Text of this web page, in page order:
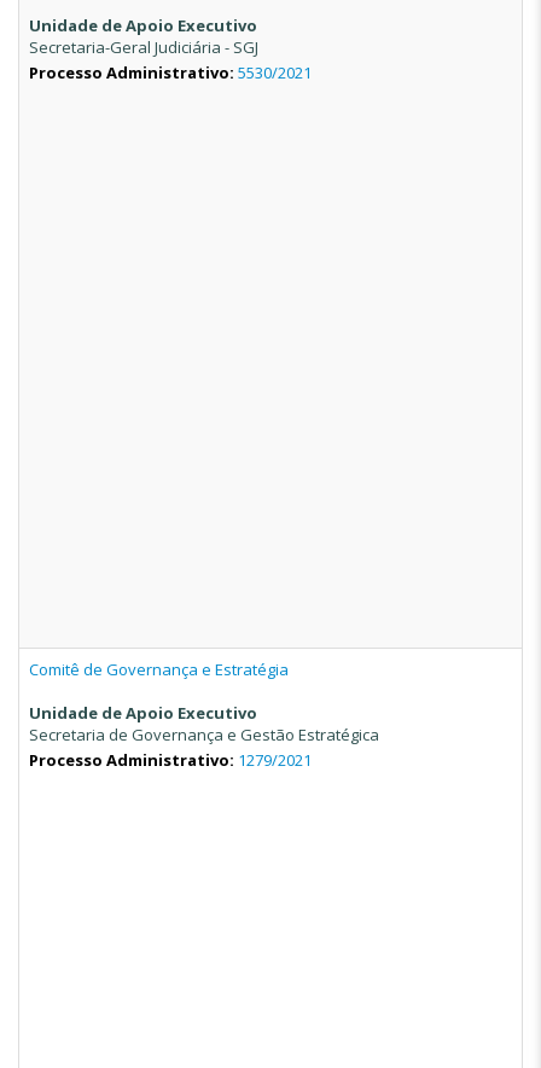
Unidade de Apoio Executivo
Secretaria-Geral Judiciária - SGJ
Processo Administrativo: 5530/2021
Comitê de Governança e Estratégia
Unidade de Apoio Executivo
Secretaria de Governança e Gestão Estratégica
Processo Administrativo: 1279/2021